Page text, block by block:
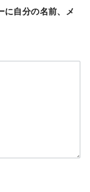
に自分の名前、メ